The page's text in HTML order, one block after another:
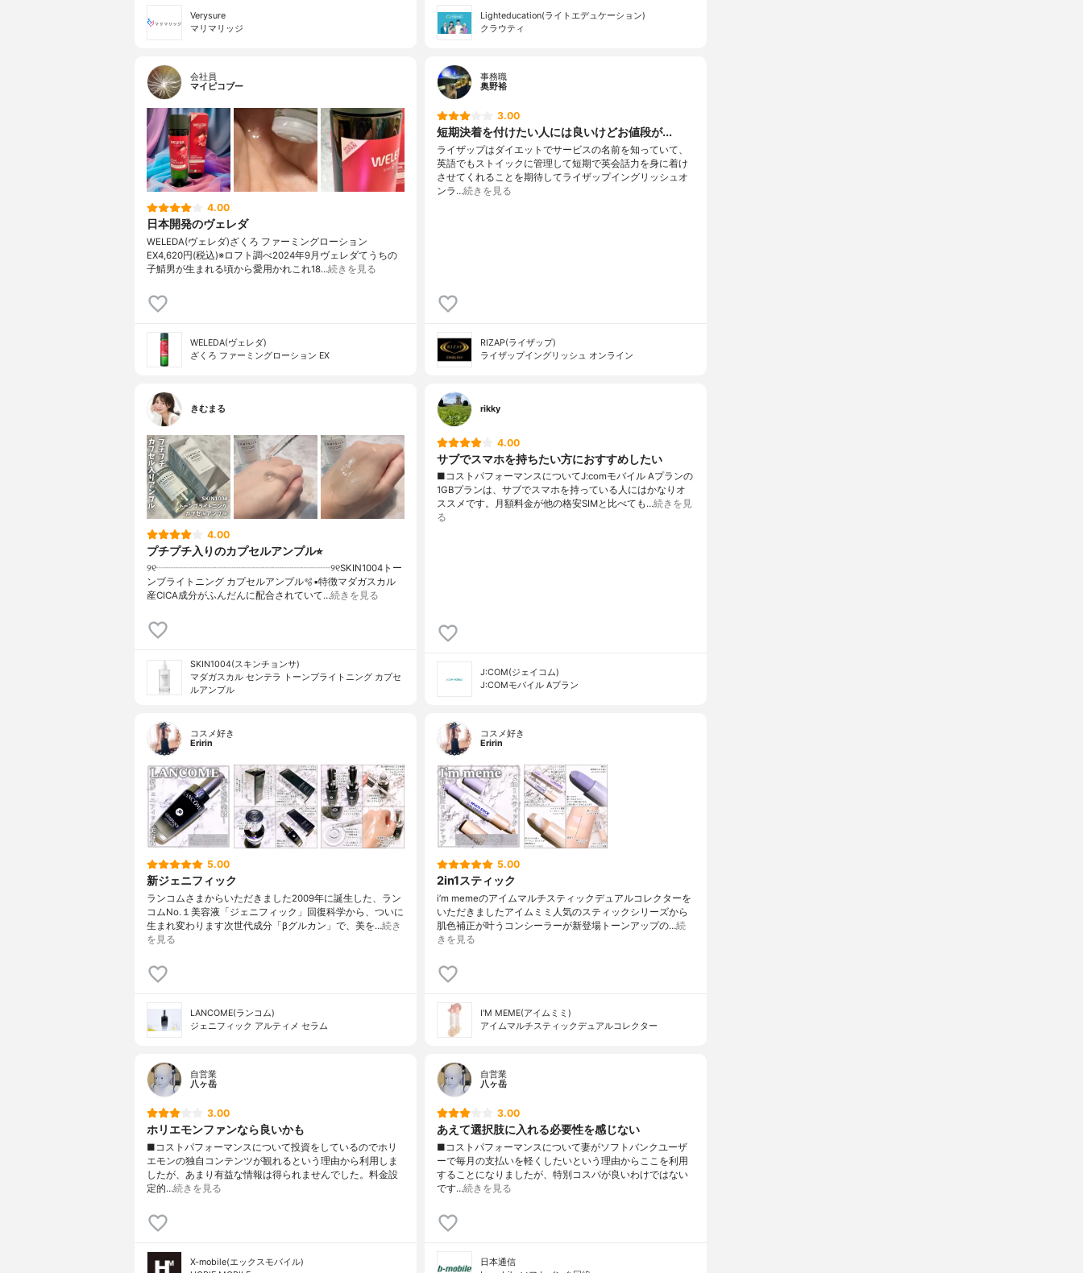
Verysure
マリマリッジ
Lighteducation(ライトエデュケーション)
クラウティ
会社員
マイピコブー
4.00
日本開発のヴェレダ
WELEDA(ヴェレダ)ざくろ ファーミングローション
EX4,620円(税込)※ロフト調べ2024年9月ヴェレダてうちの
子鯖男が生まれる頃から愛用かれこれ18…続きを見る
WELEDA(ヴェレダ)
ざくろ ファーミングローション EX
事務職
奥野裕
3.00
短期決着を付けたい人には良いけどお値段が...
ライザップはダイエットでサービスの名前を知っていて、
英語でもストイックに管理して短期で英会話力を身に着け
させてくれることを期待してライザップイングリッシュオ
ンラ…続きを見る
RIZAP(ライザップ)
ライザップイングリッシュ オンライン
きむまる
4.00
プチプチ入りのカプセルアンプル⭐︎
୨୧┈┈┈┈┈┈┈┈┈┈┈┈┈┈┈┈┈┈୨୧SKIN1004トー
ンブライトニング カプセルアンプル🫧▪︎特徴マダガスカル
産CICA成分がふんだんに配合されていて…続きを見る
SKIN1004(スキンチョンサ)
マダガスカル センテラ トーンブライトニング カプセ
ルアンプル
rikky
4.00
サブでスマホを持ちたい方におすすめしたい
■コストパフォーマンスについてJ:comモバイル Aプランの
1GBプランは、サブでスマホを持っている人にはかなりオ
ススメです。月額料金が他の格安SIMと比べても…続きを見
る
J:COM(ジェイコム)
J:COMモバイル Aプラン
コスメ好き
Eririn
5.00
新ジェニフィック
ランコムさまからいただきました2009年に誕生した、ラン
コムNo.１美容液「ジェニフィック」回復科学から、ついに
生まれ変わります次世代成分「βグルカン」で、美を…続き
を見る
LANCOME(ランコム)
ジェニフィック アルティメ セラム
コスメ好き
Eririn
5.00
2in1スティック
i’m memeのアイムマルチスティックデュアルコレクターを
いただきましたアイムミミ人気のスティックシリーズから
肌色補正が叶うコンシーラーが新登場トーンアップの…続
きを見る
I'M MEME(アイムミミ)
アイムマルチスティックデュアルコレクター
自営業
八ヶ岳
3.00
ホリエモンファンなら良いかも
■コストパフォーマンスについて投資をしているのでホリ
エモンの独自コンテンツが観れるという理由から利用しま
したが、あまり有益な情報は得られませんでした。料金設
定的…続きを見る
X-mobile(エックスモバイル)
自営業
八ヶ岳
3.00
あえて選択肢に入れる必要性を感じない
■コストパフォーマンスについて妻がソフトバンクユーザ
ーで毎月の支払いを軽くしたいという理由からここを利用
することになりましたが、特別コスパが良いわけではない
です…続きを見る
日本通信